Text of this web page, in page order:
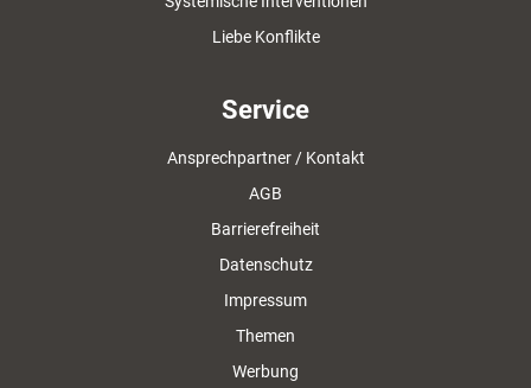
Liebe Konflikte
Service
Ansprechpartner / Kontakt
AGB
Barrierefreiheit
Datenschutz
Impressum
Themen
Werbung